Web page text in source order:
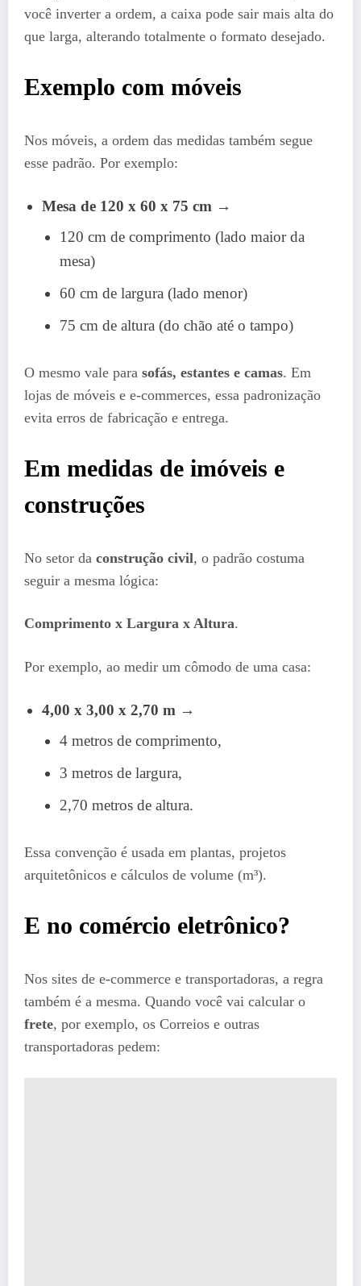
você inverter a ordem, a caixa pode sair mais alta do
que larga, alterando totalmente o formato desejado.
Exemplo com móveis
Nos móveis, a ordem das medidas também segue
esse padrão. Por exemplo:
Mesa de 120 x 60 x 75 cm →
120 cm de comprimento (lado maior da
mesa)
60 cm de largura (lado menor)
75 cm de altura (do chão até o tampo)
O mesmo vale para sofás, estantes e camas. Em
lojas de móveis e e-commerces, essa padronização
evita erros de fabricação e entrega.
Em medidas de imóveis e
construções
No setor da construção civil, o padrão costuma
seguir a mesma lógica:
Comprimento x Largura x Altura.
Por exemplo, ao medir um cômodo de uma casa:
4,00 x 3,00 x 2,70 m →
4 metros de comprimento,
3 metros de largura,
2,70 metros de altura.
Essa convenção é usada em plantas, projetos
arquitetônicos e cálculos de volume (m³).
E no comércio eletrônico?
Nos sites de e-commerce e transportadoras, a regra
também é a mesma. Quando você vai calcular o
frete, por exemplo, os Correios e outras
transportadoras pedem: